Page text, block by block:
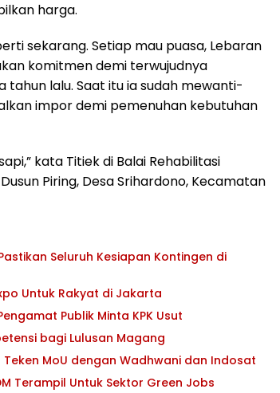
harga.
sekarang. Setiap mau puasa, Lebaran
komitmen demi terwujudnya
lalu. Saat itu ia sudah mewanti-
impor demi pemenuhan kebutuhan
kata Titiek di Balai Rehabilitasi
Piring, Desa Srihardono, Kecamatan
Seluruh Kesiapan Kontingen di
Untuk Rakyat di Jakarta
Publik Minta KPK Usut
bagi Lulusan Magang
MoU dengan Wadhwani dan Indosat
Terampil Untuk Sektor Green Jobs